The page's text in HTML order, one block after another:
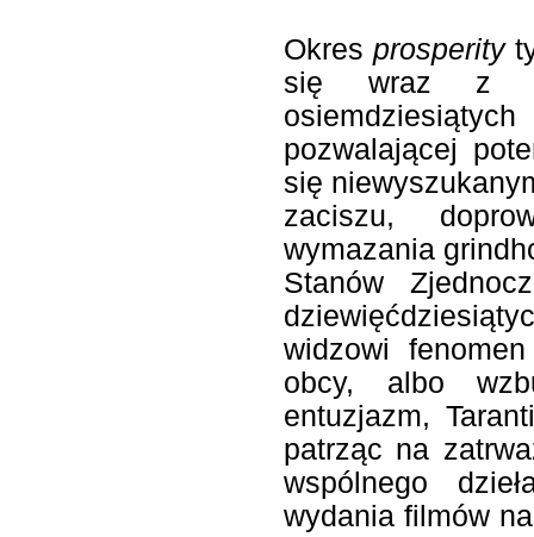
Okres prosperity
się wraz z
pozwalającej
się
zaciszu,
wymazania
Stanów
widzowi
obcy, albo
entuzjazm,
patrząc na
wspólnego
wydania filmów